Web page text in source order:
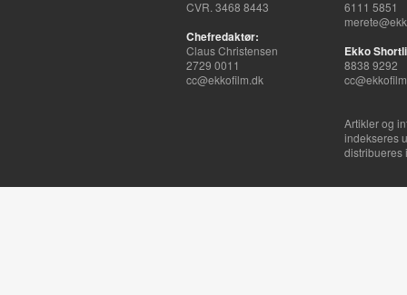
CVR. 3468 8443
Chefredaktør:
Claus Christensen
2729 0011
cc@ekkofilm.dk
6111 5851
Ekko
8838 9292
Artikler og
indekseres
distribueres